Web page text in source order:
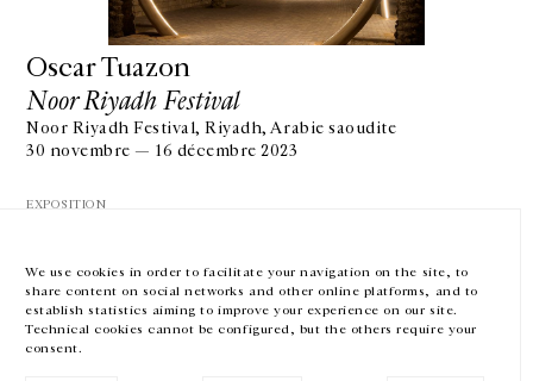
We use cookies in order to facilitate your navigation on the site, to
share content on social networks and other online platforms, and to
establish statistics aiming to improve your experience on our site.
Technical cookies cannot be configured, but the others require your
consent.
Oscar Tuazon
Noor Riyadh Festival
Noor Riyadh Festival, Riyadh, Arabie saoudite
30 novembre — 16 décembre 2023
EXPOSITION
10 RUE CHARLOT, 75003 PARIS
+33 1 42 77 38 87
GALERIE@CROUSEL.COM
HORAIRES D'OUVERTURE
DU MARDI AU VENDREDI
LE SAMEDI
EN FR 中文 Facebook Instagram
Inscrivez-vous à notre newsletter